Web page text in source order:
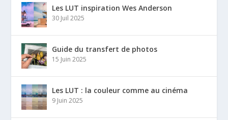
Les LUT inspiration Wes Anderson
30 Juil 2025
Guide du transfert de photos
15 Juin 2025
Les LUT : la couleur comme au cinéma
9 Juin 2025